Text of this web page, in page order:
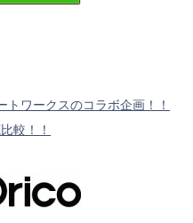
ワークスのコラボ企画！！
較！！